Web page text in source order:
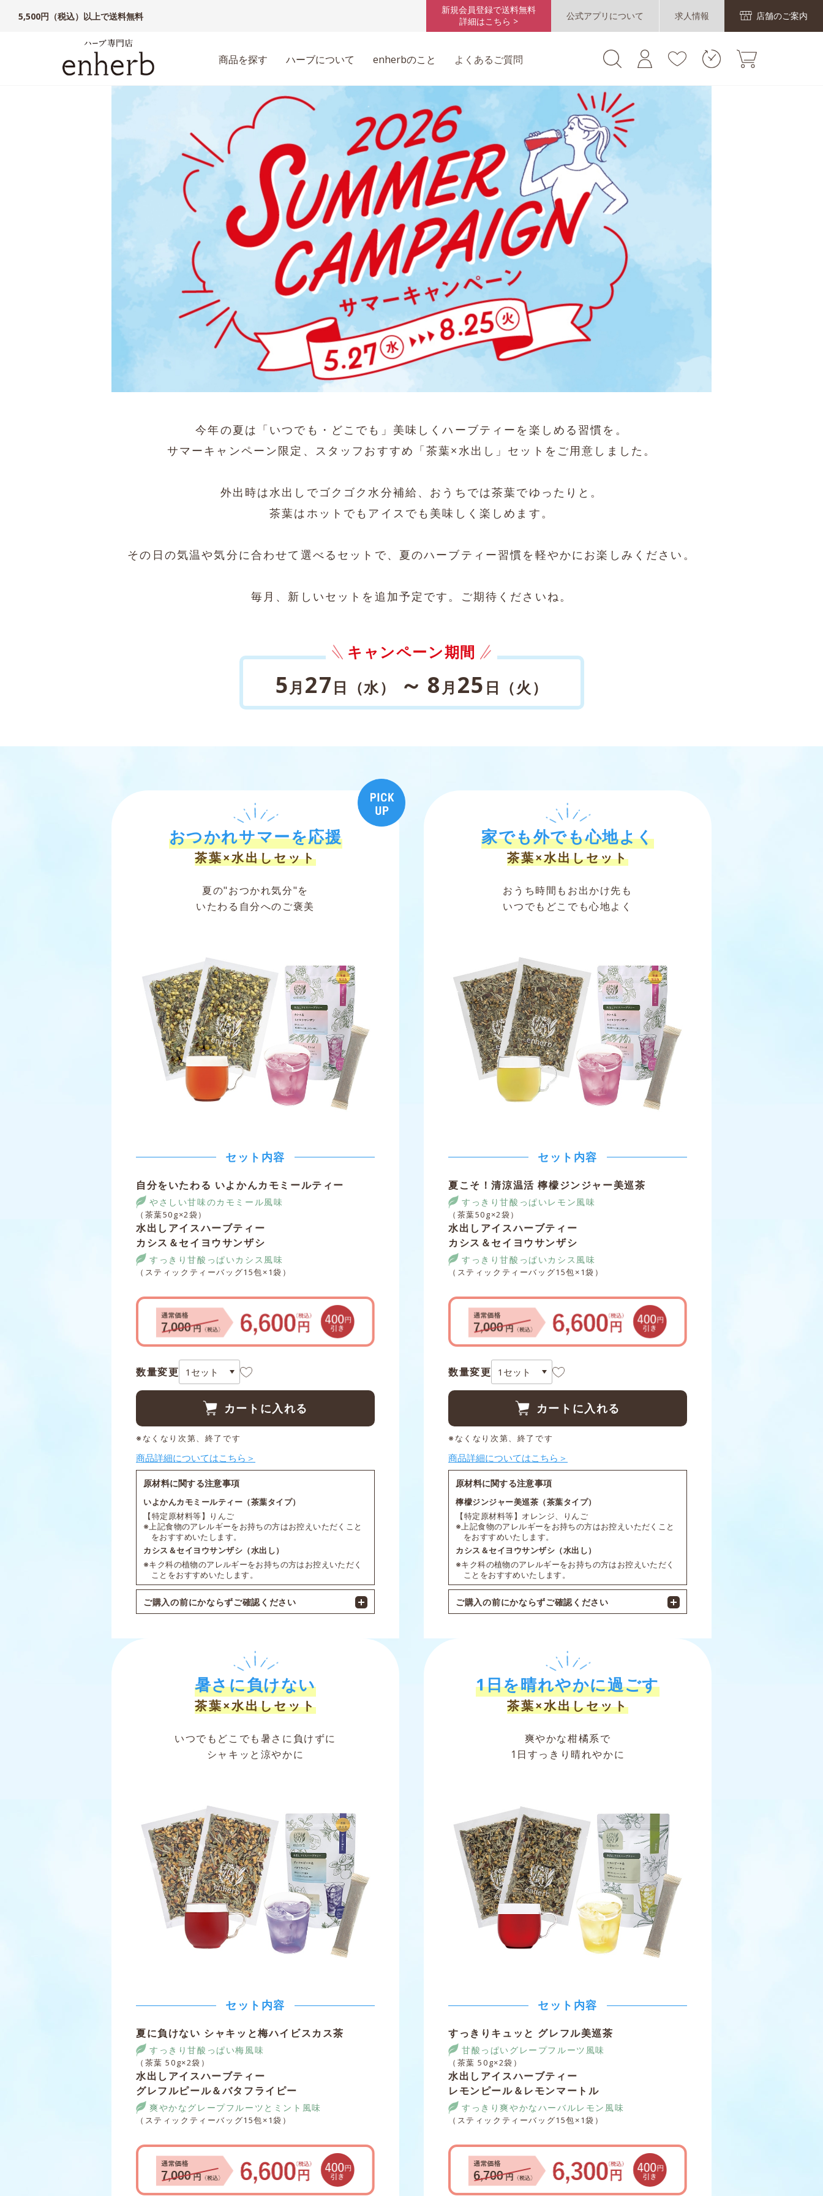
5,500円（税込）以上で送料無料
新規会員登録で送料無料
詳細はこちら >
公式アプリについて 求人情報 店舗のご案内
商品を探す ハーブについて enherbのこと よくあるご質問
今年の夏は「いつでも・どこでも」美味しくハーブティーを楽しめる習慣を。
サマーキャンペーン限定、スタッフおすすめ「茶葉×水出し」セットをご用意しました。
外出時は水出しでゴクゴク水分補給、おうちでは茶葉でゆったりと。
茶葉はホットでもアイスでも美味しく楽しめます。
その日の気温や気分に合わせて選べるセットで、夏のハーブティー習慣を軽やかにお楽しみください。
毎月、新しいセットを追加予定です。ご期待くださいね。
キャンペーン期間
5月 27日（水） ～ 8月 25 日（火）
おつかれサマーを応援
茶葉×水出しセット
夏の"おつかれ気分"を
いたわる自分へのご褒美
セット内容
自分をいたわる いよかんカモミールティー
やさしい甘味のカモミール風味
（茶葉50g×2袋）
水出しアイスハーブティー
カシス＆セイヨウサンザシ
すっきり甘酸っぱいカシス風味
（スティックティーバッグ15包×1袋）
数量変更
カートに入れる
※なくなり次第、終了です
商品詳細についてはこちら＞
原材料に関する注意事項
いよかんカモミールティー（茶葉タイプ）
【特定原材料等】りんご
※上記食物のアレルギーをお持ちの方はお控えいただくこと
をおすすめいたします。
カシス＆セイヨウサンザシ（水出し）
※キク科の植物のアレルギーをお持ちの方はお控えいただく
ことをおすすめいたします。
ご購入の前にかならずご確認ください
家でも外でも心地よく
茶葉×水出しセット
おうち時間もお出かけ先も
いつでもどこでも心地よく
セット内容
夏こそ！清涼温活 檸檬ジンジャー美巡茶
すっきり甘酸っぱいレモン風味
（茶葉50g×2袋）
水出しアイスハーブティー
カシス＆セイヨウサンザシ
すっきり甘酸っぱいカシス風味
（スティックティーバッグ15包×1袋）
数量変更
カートに入れる
※なくなり次第、終了です
商品詳細についてはこちら＞
原材料に関する注意事項
檸檬ジンジャー美巡茶（茶葉タイプ）
【特定原材料等】オレンジ、りんご
※上記食物のアレルギーをお持ちの方はお控えいただくこと
をおすすめいたします。
カシス＆セイヨウサンザシ（水出し）
※キク科の植物のアレルギーをお持ちの方はお控えいただく
ことをおすすめいたします。
ご購入の前にかならずご確認ください
暑さに負けない
茶葉×水出しセット
いつでもどこでも暑さに負けずに
シャキッと涼やかに
セット内容
夏に負けない シャキッと梅ハイビスカス茶
すっきり甘酸っぱい梅風味
（茶葉 50g×2袋）
水出しアイスハーブティー
グレフルピール＆バタフライピー
爽やかなグレープフルーツとミント風味
（スティックティーバッグ15包×1袋）
1日を晴れやかに過ごす
茶葉×水出しセット
爽やかな柑橘系で
1日すっきり晴れやかに
セット内容
すっきりキュッと グレフル美巡茶
甘酸っぱいグレープフルーツ風味
（茶葉 50g×2袋）
水出しアイスハーブティー
レモンピール＆レモンマートル
すっきり爽やかなハーバルレモン風味
（スティックティーバッグ15包×1袋）